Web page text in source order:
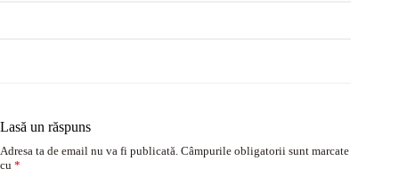
Lasă un răspuns
Adresa ta de email nu va fi publicată. Câmpurile obligatorii sunt marcate
cu *